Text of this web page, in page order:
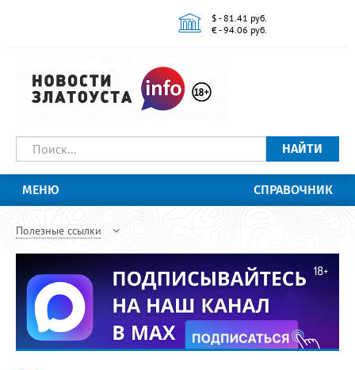
$ - 81.41 руб.
€ - 94.06 руб.
НАЙТИ
МЕНЮ СПРАВОЧНИК
Полезные ссылки